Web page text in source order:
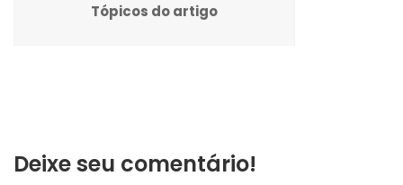
Tópicos do artigo
Deixe seu comentário!